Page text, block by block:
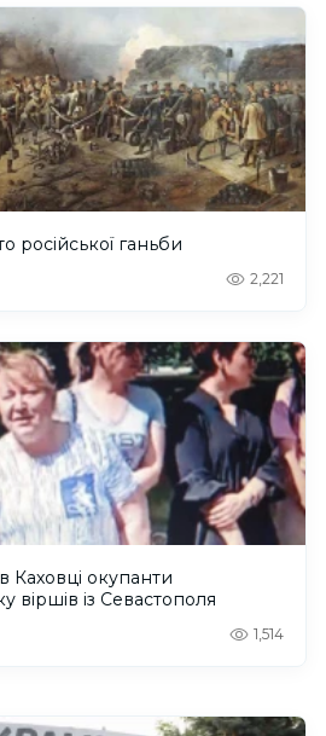
російської ганьби
2,221
окупанти
віршів із Севастополя
1,514